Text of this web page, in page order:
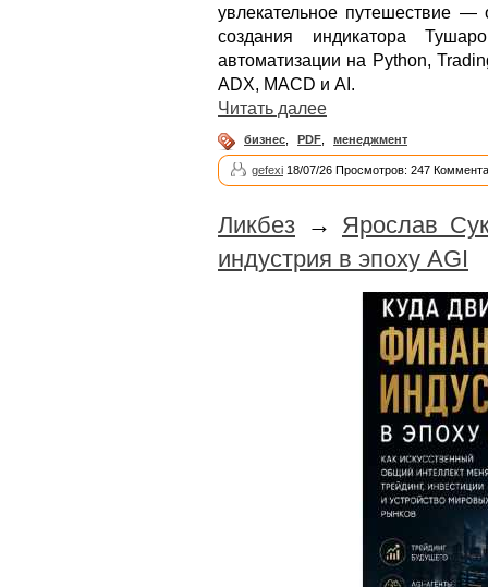
увлекательное путешествие
создания индикатора
автоматизации на Python,
ADX, MACD и AI.
Читать далее
бизнес, PDF, менеджмент
gefexi 18/07/26 Просмотров: 247
Ликбез → Ярослав
индустрия в эпоху AGI